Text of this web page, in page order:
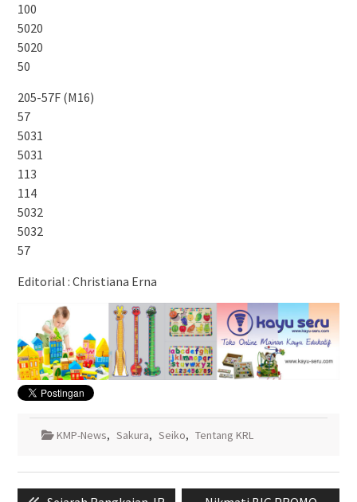
100
5020
5020
50
205-57F (M16)
57
5031
5031
113
114
5032
5032
57
Editorial : Christiana Erna
KMP-News, Sakura, Seiko, Tentang KRL